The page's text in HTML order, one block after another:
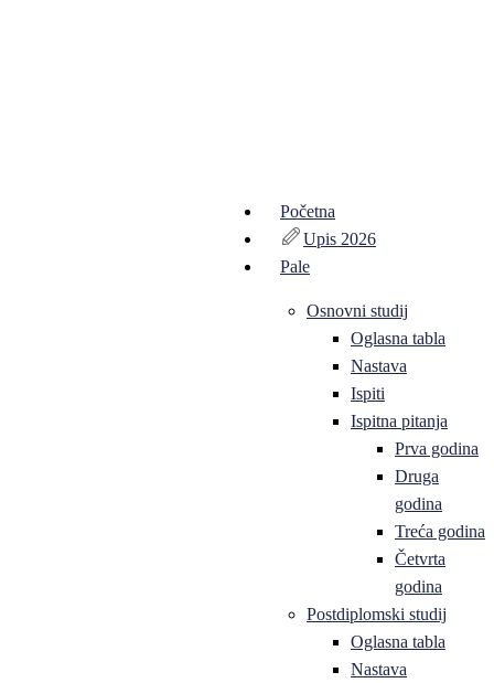
Početna
Upis 2026
Pale
Osnovni studij
Oglasna tabla
Nastava
Ispiti
Ispitna pitanja
Prva godina
Druga
godina
Treća godina
Četvrta
godina
Postdiplomski studij
Oglasna tabla
Nastava